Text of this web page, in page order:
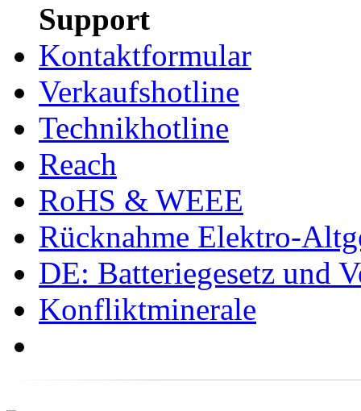
Support
Kontaktformular
Verkaufshotline
Technikhotline
Reach
RoHS & WEEE
Rücknahme Elektro-
DE: Batteriegesetz und
Konfliktminerale